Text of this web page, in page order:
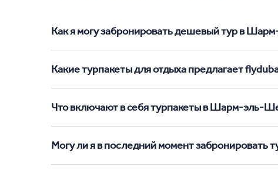
Как я могу забронировать дешевый тур в
Какие турпакеты для отдыха предлагает
Что включают в себя турпакеты в Шарм-эль-
Могу ли я в последний момент